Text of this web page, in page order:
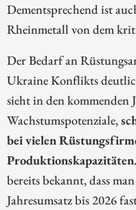
Dementsprechend ist
Rheinmetall von dem
Der Bedarf an
Ukraine Konflikts
sieht in den kommenden
Wachstumspotenziale,
bei vielen
Produktionskapazitäten
bereits bekannt, dass
Jahresumsatz bis 2026